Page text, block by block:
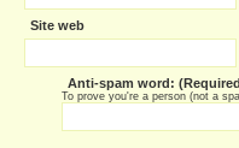
Site web
Anti-spam word:
To prove you're a person (not a